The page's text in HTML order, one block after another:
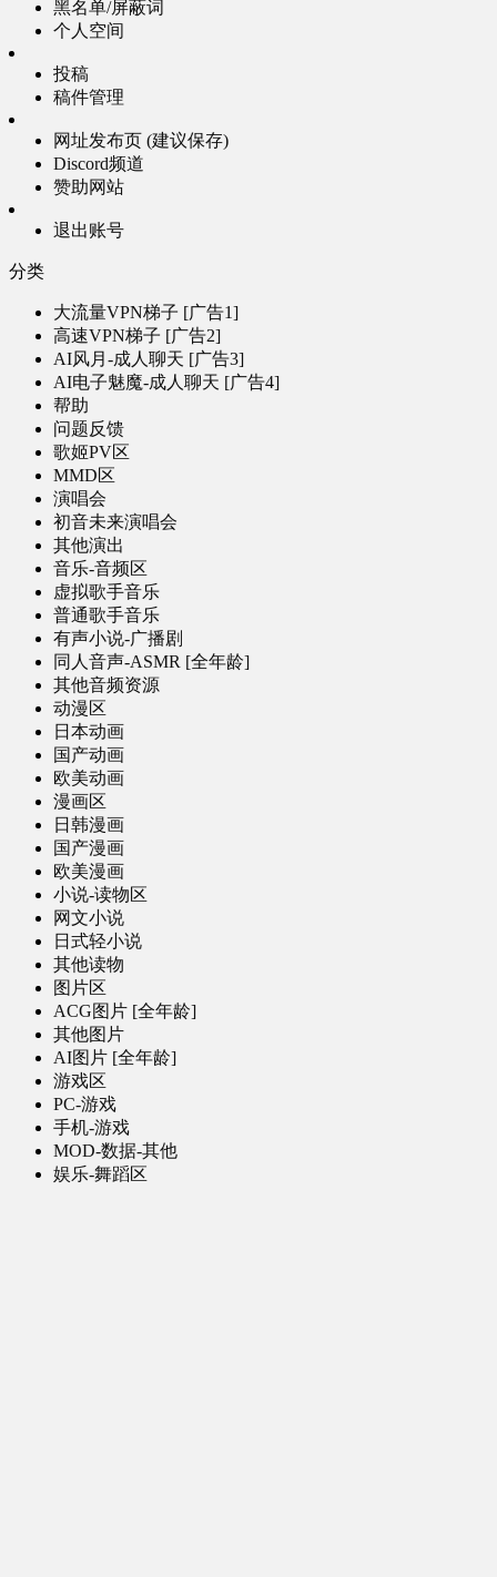
黑名单/屏蔽词
个人空间
投稿
稿件管理
网址发布页 (建议保存)
Discord频道
赞助网站
退出账号
分类
大流量VPN梯子 [广告1]
高速VPN梯子 [广告2]
AI风月-成人聊天 [广告3]
AI电子魅魔-成人聊天 [广告4]
帮助
问题反馈
歌姬PV区
MMD区
演唱会
初音未来演唱会
其他演出
音乐-音频区
虚拟歌手音乐
普通歌手音乐
有声小说-广播剧
同人音声-ASMR [全年龄]
其他音频资源
动漫区
日本动画
国产动画
欧美动画
漫画区
日韩漫画
国产漫画
欧美漫画
小说-读物区
网文小说
日式轻小说
其他读物
图片区
ACG图片 [全年龄]
其他图片
AI图片 [全年龄]
游戏区
PC-游戏
手机-游戏
MOD-数据-其他
娱乐-舞蹈区